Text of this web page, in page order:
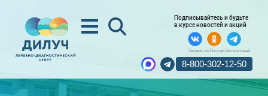
Подписывайтесь и будьте
в курсе новостей и акций
Звонок по России бесплатный
8-800-302-12-50